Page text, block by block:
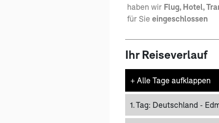
haben wir Flug, Hotel,
für Sie eingeschlossen
Ihr Reiseverlauf
+ Alle Tage aufklappen
1. Tag: Deutschland -